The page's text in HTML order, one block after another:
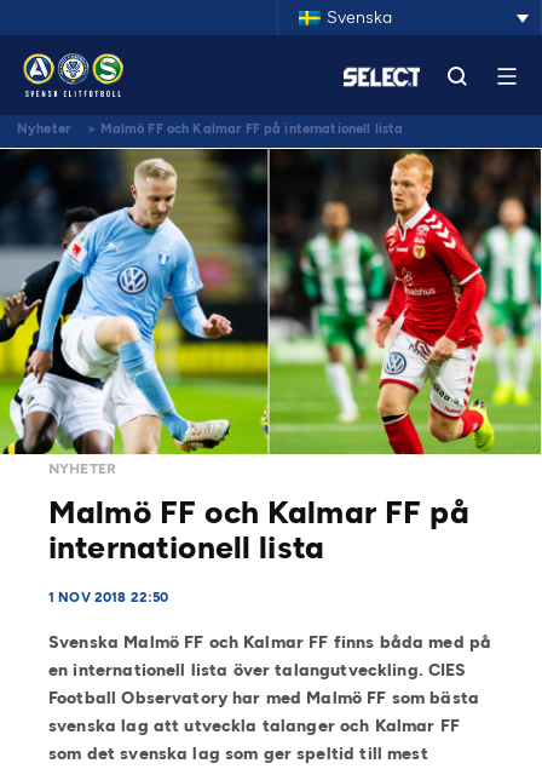
Svenska
Nyheter > Malmö FF och Kalmar FF på internationell lista
NYHETER
Malmö FF och Kalmar FF på
internationell lista
1 NOV 2018 22:50
Svenska Malmö FF och Kalmar FF finns båda med på
en internationell lista över talangutveckling. CIES
Football Observatory har med Malmö FF som bästa
svenska lag att utveckla talanger och Kalmar FF
som det svenska lag som ger speltid till mest